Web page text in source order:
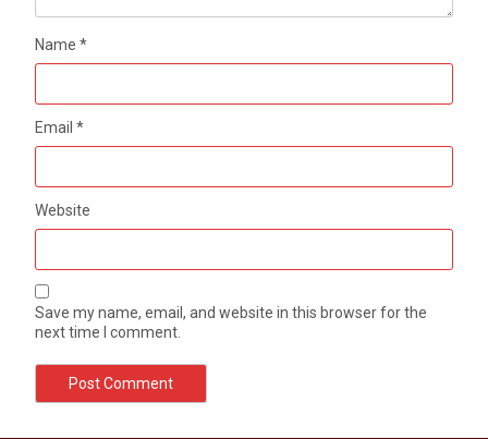
Name*
Email*
Website
Save my name, email, and website in this browser for the
next time I comment.